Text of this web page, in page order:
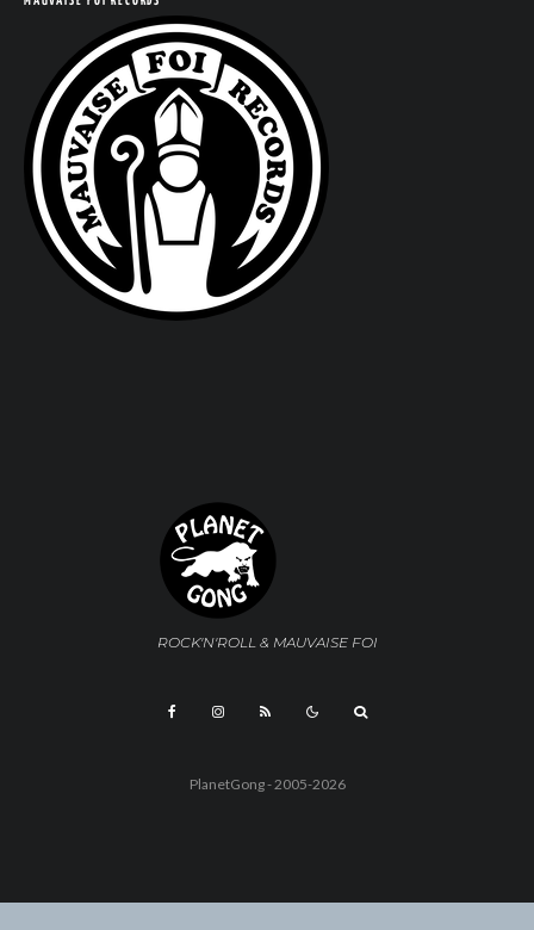
ROCK'N'ROLL & MAUVAISE FOI
PlanetGong - 2005-2026